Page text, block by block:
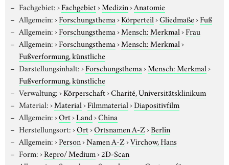
Fachgebiet:›Fachgebiet›Medizin›Anatomie
Allgemein:›Forschungsthema›Körperteil›Gliedmaße›Fuß
Allgemein:›Forschungsthema›Mensch: Merkmal›Frau
Allgemein:›Forschungsthema›Mensch: Merkmal›
Fußverformung, künstliche
Darstellungsinhalt:›Forschungsthema›Mensch: Merkmal›
Fußverformung, künstliche
Verwaltung:›Körperschaft›Charité, Universitätsklinikum
Material:›Material›Filmmaterial›Diapositivfilm
Allgemein:›Ort›Land›China
Herstellungsort:›Ort›Ortsnamen A-Z›Berlin
Allgemein:›Person›Namen A-Z›Virchow, Hans
Form:›Repro/ Medium›2D-Scan